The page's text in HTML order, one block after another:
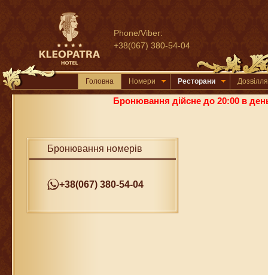
Phone/Viber:
+38(067) 380-54-04
Головна Номери Ресторани Дозвілля
Бронювання дійсне до 20:00 в
Бронювання номерів
+38(067) 380-54-04